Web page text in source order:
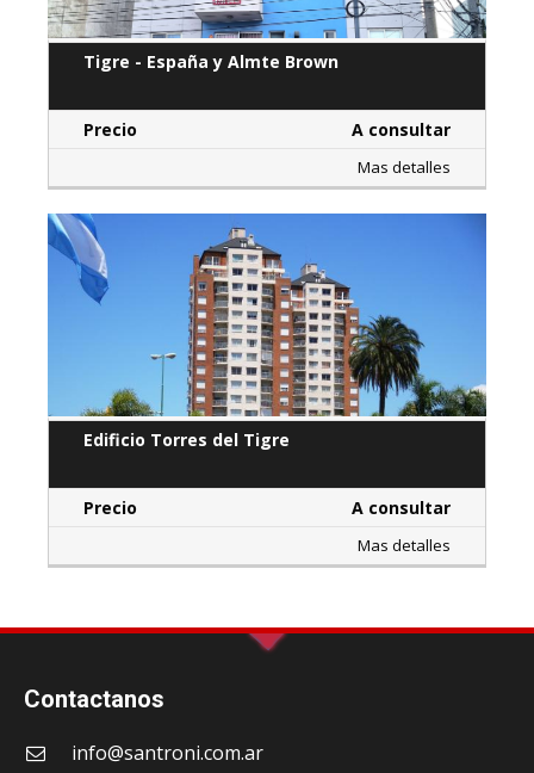
Tigre - España y Almte Brown
Precio A consultar
Mas detalles
Edificio Torres del Tigre
Precio A consultar
Mas detalles
Contactanos
info@santroni.com.ar